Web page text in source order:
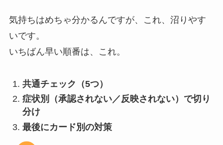
気持ちはめちゃ分かるんですが、これ、沼りやす
いです。
いちばん早い順番は、これ。
共通チェック（5つ）
症状別（承認されない／反映されない）で切り
分け
最後にカード別の対策